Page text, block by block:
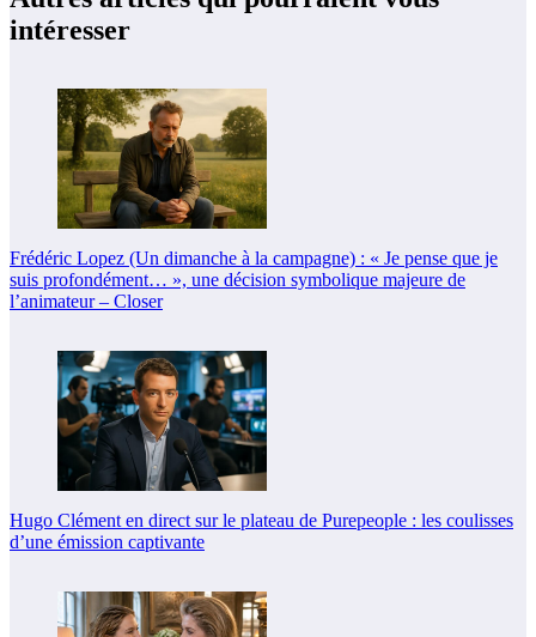
intéresser
Frédéric Lopez (Un dimanche à la campagne) : « Je pense que je
suis profondément… », une décision symbolique majeure de
l’animateur – Closer
Hugo Clément en direct sur le plateau de Purepeople : les coulisses
d’une émission captivante